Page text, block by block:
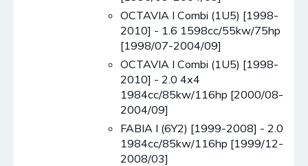
OCTAVIA I Combi (1U5) [1998-
2010] - 1.6 1598cc/55kw/75hp
[1998/07-2004/09]
OCTAVIA I Combi (1U5) [1998-
2010] - 2.0 4x4
1984cc/85kw/116hp [2000/08-
2004/09]
FABIA I (6Y2) [1999-2008] - 2.0
1984cc/85kw/116hp [1999/12-
2008/03]